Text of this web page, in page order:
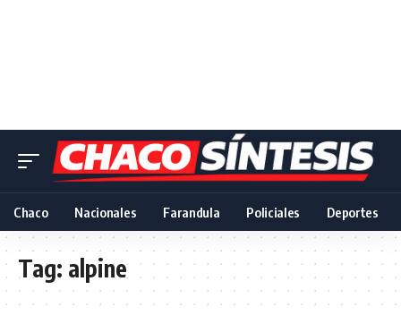
Chaco Nacionales Farandula Policiales Deportes
Tag: alpine